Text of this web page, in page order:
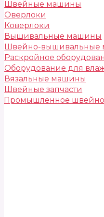
Швейные машины
Оверлоки
Коверлоки
Вышивальные машины
Швейно-вышивальные
Раскройное
Оборудование для
Вязальные машины
Швейные запчасти
Промышленное